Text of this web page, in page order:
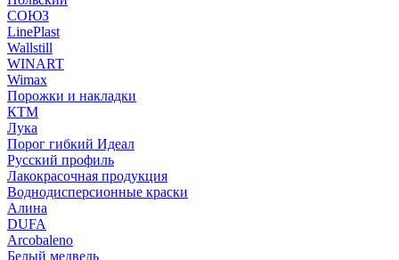
СОЮЗ
LinePlast
Wallstill
WINART
Wimax
Порожки и накладки
КТМ
Лука
Порог гибкий Идеал
Русский профиль
Лакокрасочная продукция
Воднодисперсионные краски
Алина
DUFA
Arcobaleno
Белый медведь